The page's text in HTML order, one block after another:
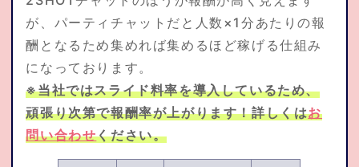
が、パーティチャットだと人数×1分あたりの報
酬となるため集めれば集めるほど稼げる仕組み
になっております。
※当社ではスライド料率を導入しているため、
頑張り次第で報酬率が上がります！詳しくはお
問い合わせください。